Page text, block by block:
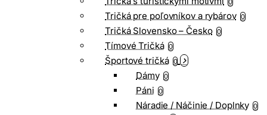
0
Tričká pre poľovníkov a rybárov 0
Tričká Slovensko – Česko 0
Tímové Tričká 0
Športové tričká 0
Dámy 0
Páni 0
Náradie / Náčinie / Doplnky 0